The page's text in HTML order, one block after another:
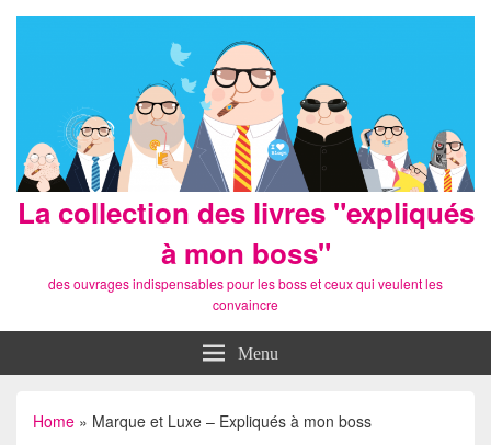
La collection des livres "expliqués
à mon boss"
des ouvrages indispensables pour les boss et ceux qui veulent les
convaincre
Menu
Home » Marque et Luxe – Expliqués à mon boss